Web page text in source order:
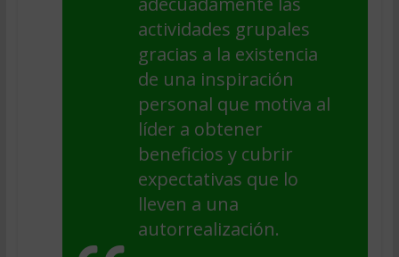
actividades grupales
gracias a la existencia
de una inspiración
personal que motiva al
líder a obtener
beneficios y cubrir
expectativas que lo
lleven a una
autorrealización.